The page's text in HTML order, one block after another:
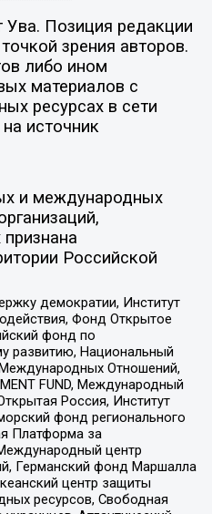
Позиция редакции
зрения авторов.
либо ином
материалов с
ресурсах в сети
источник
и международных
Российской
демократии, Институт
Фонд Открытое
фонд по
развитию, Национальный
Отношений,
FUND, Международный
Россия, Институт
фонд регионального
Платформа за
центр
Германский фонд Маршалла
центр защиты
ресурсов, Свободная